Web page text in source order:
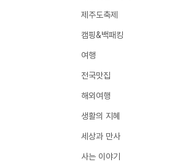
제주도축제
캠핑&백패킹
여행
전국맛집
해외여행
생활의 지혜
세상과 만사
사는 이야기